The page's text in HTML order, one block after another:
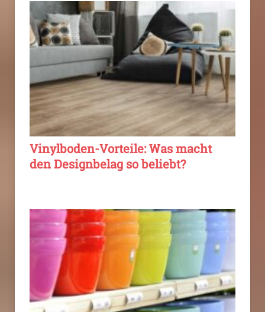
Vinylboden-Vorteile: Was macht
den Designbelag so beliebt?